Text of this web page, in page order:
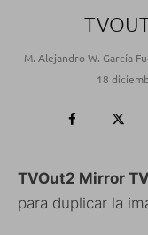
M. Alejandro W. García
18
TVOut2 Mirror
para duplicar la